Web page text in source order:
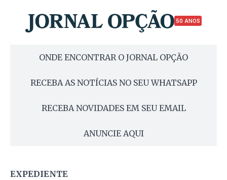
50 ANOS
ONDE ENCONTRAR O JORNAL OPÇÃO
RECEBA AS NOTÍCIAS NO SEU WHATSAPP
RECEBA NOVIDADES EM SEU EMAIL
ANUNCIE AQUI
EXPEDIENTE